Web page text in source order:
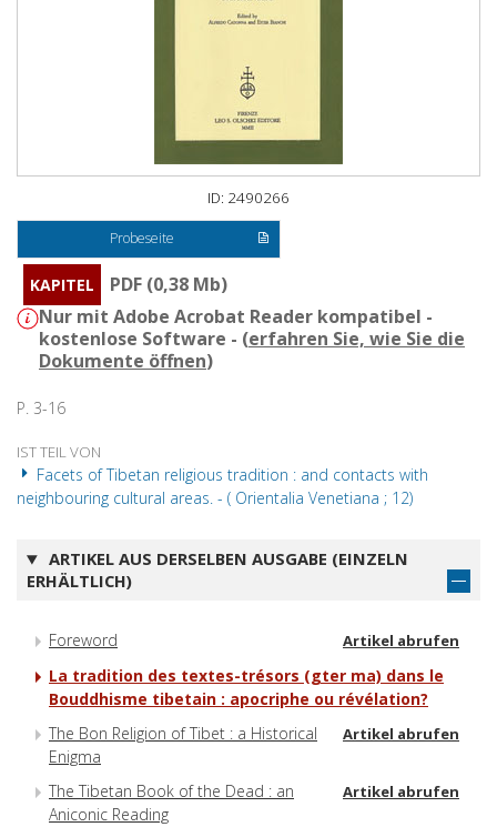
ID: 2490266
Probeseite
KAPITEL
PDF (0,38 Mb)
Nur mit Adobe Acrobat Reader kompatibel -
kostenlose Software - (erfahren Sie, wie Sie die
Dokumente öffnen)
P. 3-16
IST TEIL VON
Facets of Tibetan religious tradition : and contacts with
neighbouring cultural areas. - ( Orientalia Venetiana ; 12)
ARTIKEL AUS DERSELBEN AUSGABE (EINZELN
ERHÄLTLICH)
Foreword Artikel abrufen
La tradition des textes-trésors (gter ma) dans le
Bouddhisme tibetain : apocriphe ou révélation?
The Bon Religion of Tibet : a Historical
Enigma
Artikel abrufen
The Tibetan Book of the Dead : an
Aniconic Reading
Artikel abrufen